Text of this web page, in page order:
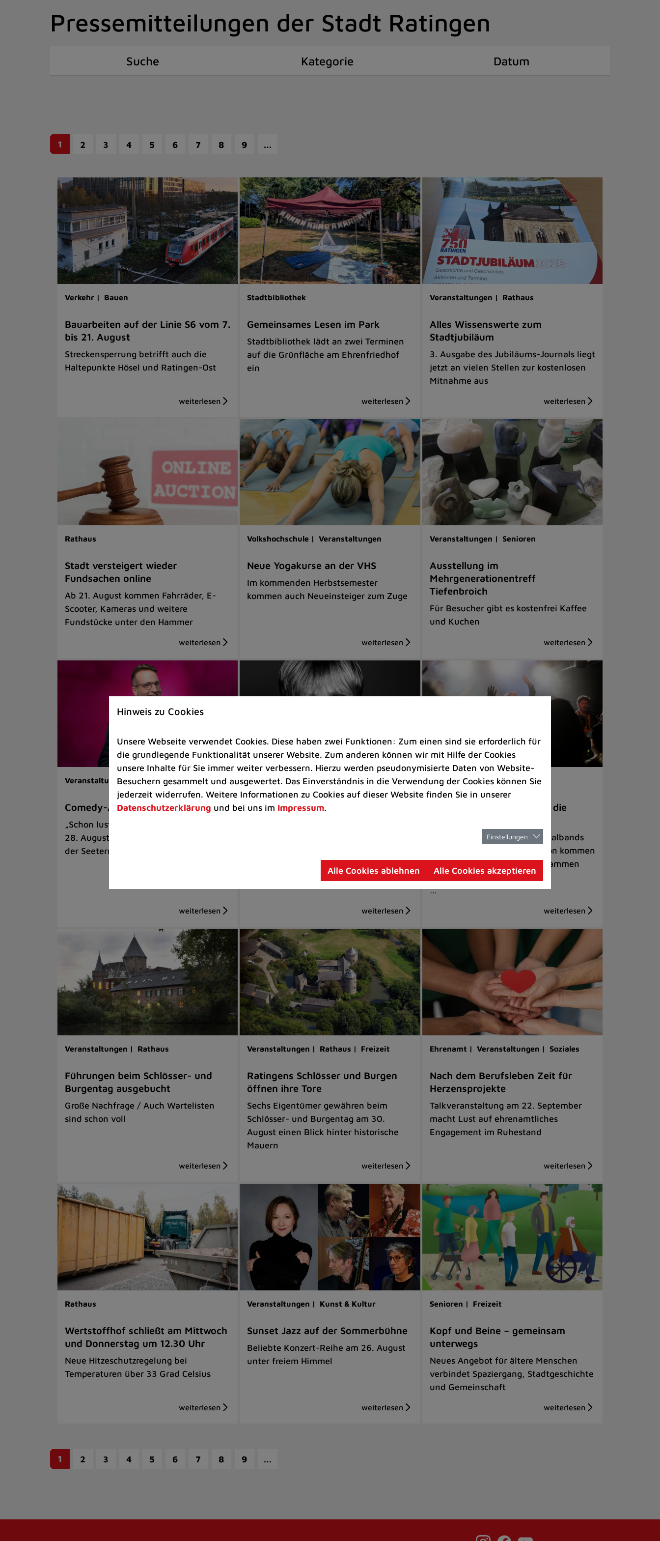
Pressemitteilungen der Stadt Ratingen
Suche Kategorie Datum
1 2 3 4 5 6 7 8 9 …
Verkehr | Bauen
Bauarbeiten auf der Linie S6 vom 7.
bis 21. August
Streckensperrung betrifft auch die
Haltepunkte Hösel und Ratingen-Ost
Stadtbibliothek
Gemeinsames Lesen im Park
Stadtbibliothek lädt an zwei Terminen
auf die Grünfläche am Ehrenfriedhof
ein
Veranstaltungen | Rathaus
Alles Wissenswerte zum
Stadtjubiläum
3. Ausgabe des Jubiläums-Journals liegt
jetzt an vielen Stellen zur kostenlosen
Mitnahme aus
Rathaus
Stadt versteigert wieder
Fundsachen online
Ab 21. August kommen Fahrräder, E-
Scooter, Kameras und weitere
Fundstücke unter den Hammer
Volkshochschule | Veranstaltungen
Neue Yogakurse an der VHS
Im kommenden Herbstsemester
kommen auch Neueinsteiger zum Zuge
Veranstaltungen | Senioren
Ausstellung im
Mehrgenerationentreff
Tiefenbroich
Für Besucher gibt es kostenfrei Kaffee
und Kuchen
Veranstaltungen | Kunst & Kultur
Comedy-Abend mit Benni Stark
„Schon lustig, wenn’s witzig ist!“ am
28. August auf der Sommerbühne an
der Seeterrasse
Veranstaltungen
Kultkicker Ansgar Brinkmann
Veranstaltungen
„Manege Madness“ bringt die
Internationale Rock- und Metalbands
und starke Acts aus der Region kommen
am 17. Oktober in Lintorf zusammen
…
Veranstaltungen | Rathaus
Führungen beim Schlösser- und
Burgentag ausgebucht
Große Nachfrage / Auch Wartelisten
sind schon voll
Veranstaltungen | Rathaus | Freizeit
Ratingens Schlösser und Burgen
öffnen ihre Tore
Sechs Eigentümer gewähren beim
Schlösser- und Burgentag am 30.
August einen Blick hinter historische
Mauern
Ehrenamt | Veranstaltungen | Soziales
Nach dem Berufsleben Zeit für
Herzensprojekte
Talkveranstaltung am 22. September
macht Lust auf ehrenamtliches
Engagement im Ruhestand
Rathaus
Wertstoffhof schließt am Mittwoch
und Donnerstag um 12.30 Uhr
Neue Hitzeschutzregelung bei
Temperaturen über 33 Grad Celsius
Veranstaltungen | Kunst & Kultur
Sunset Jazz auf der Sommerbühne
Beliebte Konzert-Reihe am 26. August
unter freiem Himmel
Senioren | Freizeit
Kopf und Beine – gemeinsam
unterwegs
Neues Angebot für ältere Menschen
verbindet Spaziergang, Stadtgeschichte
und Gemeinschaft
1 2 3 4 5 6 7 8 9 …
Hinweis zu Cookies
Unsere Webseite verwendet Cookies. Diese haben zwei Funktionen: Zum einen sind sie erforderlich für
die grundlegende Funktionalität unserer Website. Zum anderen können wir mit Hilfe der Cookies
unsere Inhalte für Sie immer weiter verbessern. Hierzu werden pseudonymisierte Daten von Website-
Besuchern gesammelt und ausgewertet. Das Einverständnis in die Verwendung der Cookies können Sie
jederzeit widerrufen. Weitere Informationen zu Cookies auf dieser Website finden Sie in unserer
Datenschutzerklärung und bei uns im Impressum.
Einstellungen
Alle Cookies ablehnen Alle Cookies akzeptieren